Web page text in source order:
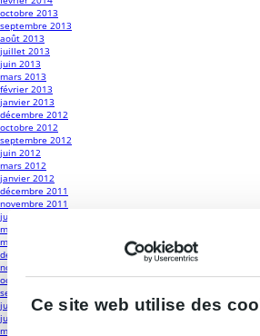
Ce site web utilise des
octobre 2013
septembre 2013
août 2013
juillet 2013
juin 2013
mars 2013
février 2013
janvier 2013
décembre 2012
octobre 2012
septembre 2012
juin 2012
mars 2012
janvier 2012
décembre 2011
novembre 2011
juin 2011
mai 2011
mars 2011
décembre 2010
novembre 2010
octobre 2010
septembre 2010
juillet 2010
juin 2010
mai 2010